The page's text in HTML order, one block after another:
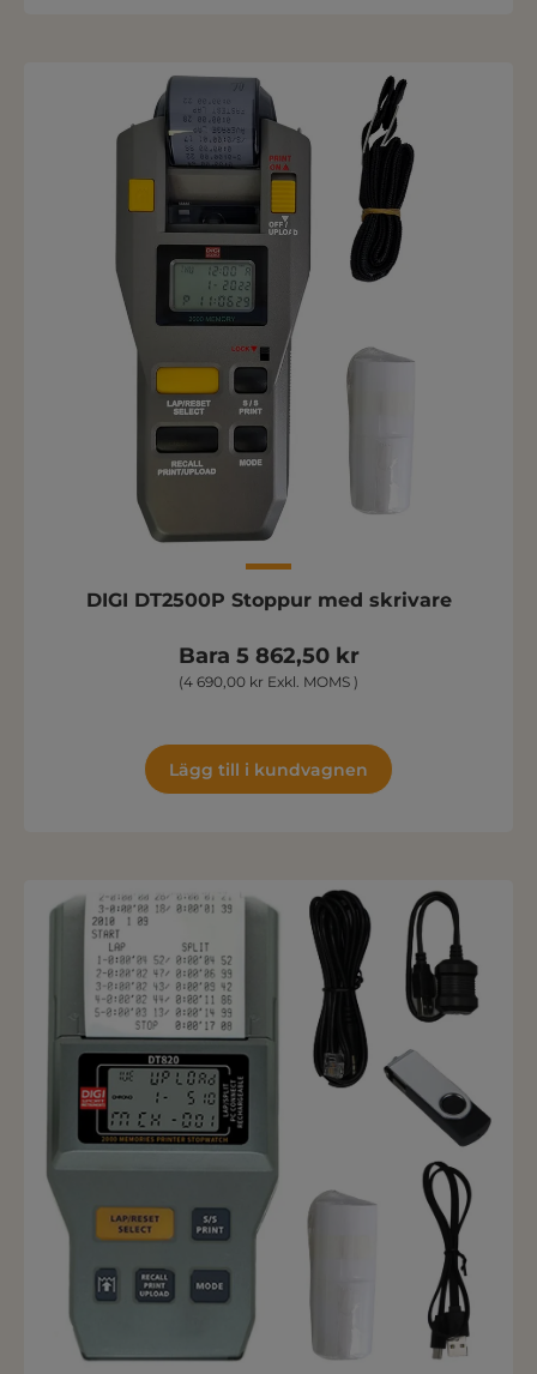
DIGI DT2500P Stoppur med skrivare
Bara 5 862,50 kr
(4 690,00 kr Exkl. MOMS )
Lägg till i kundvagnen